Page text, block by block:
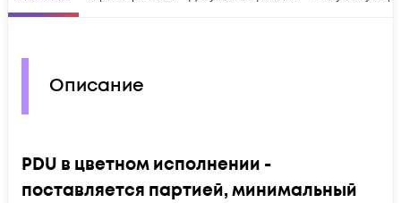
Описание
PDU в цветном исполнении -
поставляется партией, минимальный